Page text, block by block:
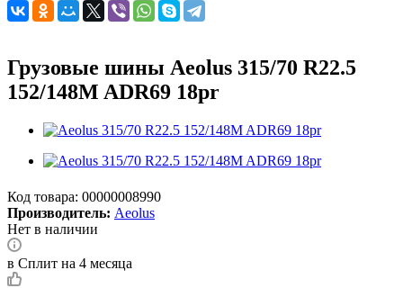
Грузовые шины Aeolus 315/70 R22.5
152/148M ADR69 18pr
Код товара: 00000008990
Производитель: Aeolus
Нет в наличии
в Сплит на 4 месяца